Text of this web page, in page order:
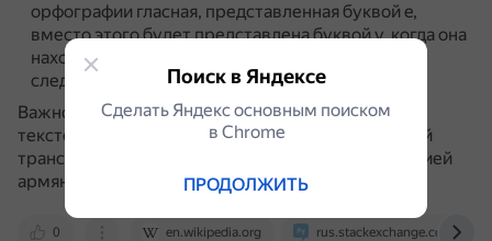
орфографии гласная, представленная буквой e,
вместо этого будет представлена буквой y, когда она
находится в начальной позиции имени и за ней
следует другая гласная.
Важно учитывать, что представление армянских
текстов в латинице является только традиционной
транслитерацией, а не фонетической транскрипцией
армянских слов.
0 en.wikipedia.org rus.stackexchange.com
Поиск в Яндексе
Сделать Яндекс основным поиском
в Сhrome
ПРОДОЛЖИТЬ